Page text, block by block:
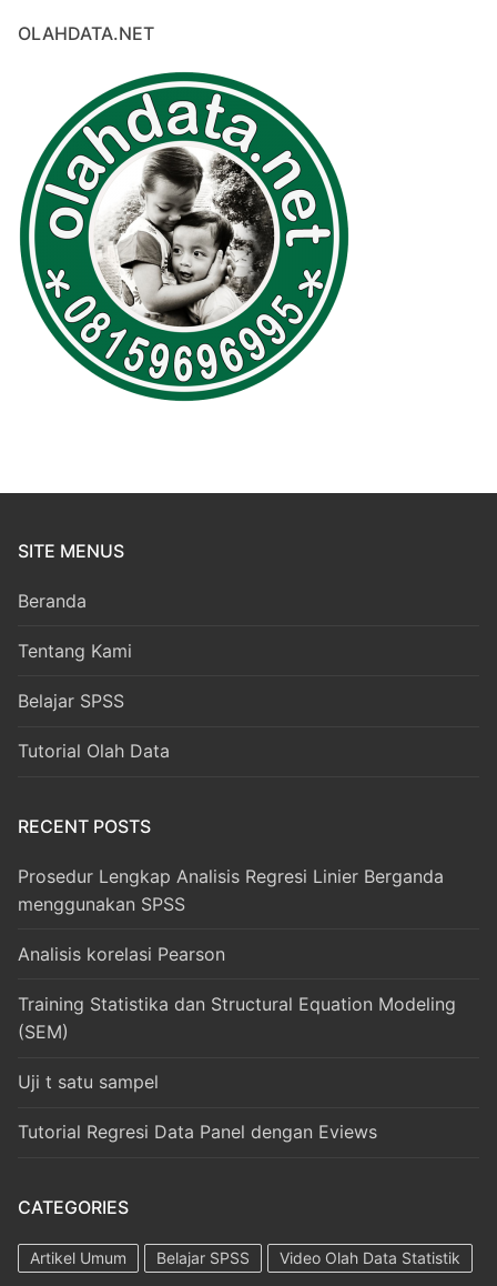
OLAHDATA.NET
SITE MENUS
Beranda
Tentang Kami
Belajar SPSS
Tutorial Olah Data
RECENT POSTS
Prosedur Lengkap Analisis Regresi Linier Berganda
menggunakan SPSS
Analisis korelasi Pearson
Training Statistika dan Structural Equation Modeling
(SEM)
Uji t satu sampel
Tutorial Regresi Data Panel dengan Eviews
CATEGORIES
Artikel Umum Belajar SPSS Video Olah Data Statistik